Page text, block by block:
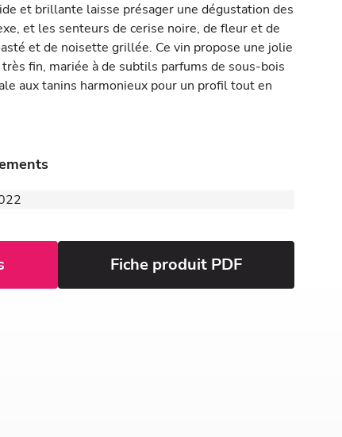
et brillante laisse présager une dégustation des
et les senteurs de cerise noire, de fleur et de
et de noisette grillée. Ce vin propose une jolie
fin, mariée à de subtils parfums de sous-bois
aux tanins harmonieux pour un profil tout en
Fiche produit PDF